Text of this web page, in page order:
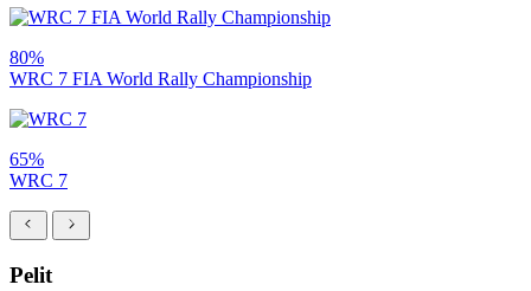
80%
WRC 7 FIA World Rally Championship
65%
WRC 7
Pelit